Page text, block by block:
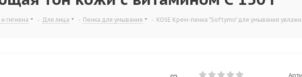
гигиена - Для лица - Пенка для умывания - KOSE Крем-пенка "Softymo" для умывания